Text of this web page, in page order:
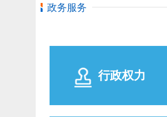
政务服务
行政权力